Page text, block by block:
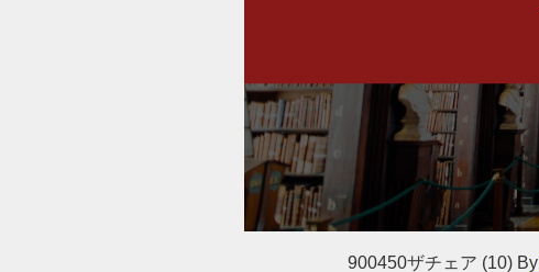
900450ザチェア (10) By